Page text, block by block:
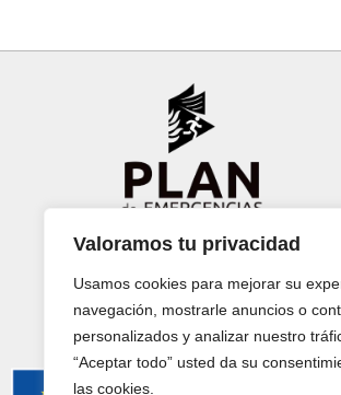
Valoramos tu privacidad
Usamos cookies para mejorar su
navegación, mostrarle anuncios o
personalizados y analizar nuestro
“Aceptar todo” usted da su
las cookies.